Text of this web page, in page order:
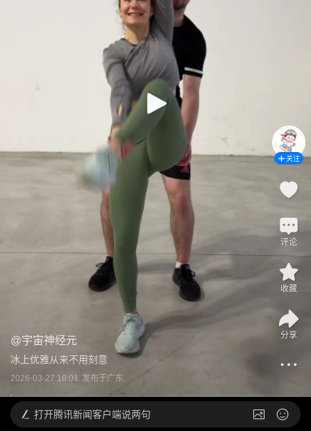
@宇宙神经元
冰上优雅从来不用刻意
2026-03-27 18:01 发布于广东
关注
评论
收藏
分享
打开腾讯新闻客户端说两句